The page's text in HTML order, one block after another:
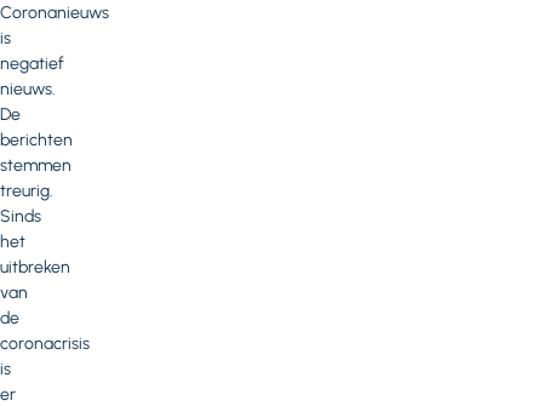
Coronanieuws
is
negatief
nieuws.
De
berichten
stemmen
treurig.
Sinds
het
uitbreken
van
de
coronacrisis
is
er